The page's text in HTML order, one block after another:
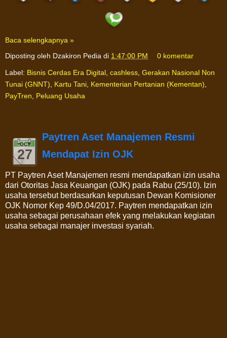
Baca selengkapnya »
Diposting oleh Dzakiron Pedia di 1:47:00 PM 0 komentar
Label: Bisnis Cerdas Era Digital cashless Gerakan Nasional Non
Tunai (GNNT)
Kartu Tani Kementerian Pertanian (Kementan)
PayTren
Peluang Usaha
OCT
27
Paytren Aset Manajemen Resmi
Mendapat Izin OJK
PT Paytren Aset Manajemen resmi mendapatkan izin usaha
dari Otoritas Jasa Keuangan (OJK) pada Rabu (25/10). Izin
usaha tersebut berdasarkan keputusan Dewan Komisioner
OJK Nomor Kep 49/D.04/2017. Paytren mendapatkan izin
usaha sebagai perusahaan efek yang melakukan kegiatan
usaha sebagai manajer investasi syariah.